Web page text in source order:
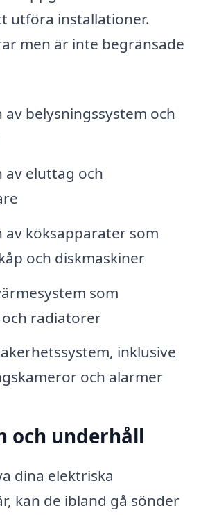
utföra installationer.
men är inte begränsade
belysningssystem och
eluttag och
köksapparater som
och diskmaskiner
som
radiatorer
inklusive
och alarmer
och underhåll
dina elektriska
kan de ibland gå sönder